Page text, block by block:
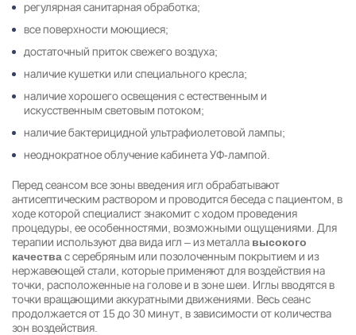
регулярная санитарная обработка;
все поверхности моющиеся;
достаточный приток свежего воздуха;
наличие кушетки или специального кресла;
наличие хорошего освещения с естественным и
искусственным световым потоком;
наличие бактерицидной ультрафиолетовой лампы;
неоднократное облучение кабинета УФ-лампой.
Перед сеансом все зоны введения игл обрабатывают
антисептическим раствором и проводится беседа с пациентом, в
ходе которой специалист знакомит с ходом проведения
процедуры, ее особенностями, возможными ощущениями. Для
терапии используют два вида игл – из металла высокого
качествас серебряным или позолоченным покрытием и из
нержавеющей стали, которые применяют для воздействия на
точки, расположенные на голове и в зоне шеи. Иглы вводятся в
точки вращающими аккуратными движениями. Весь сеанс
продолжается от 15 до 30 минут, в зависимости от количества
зон воздействия.